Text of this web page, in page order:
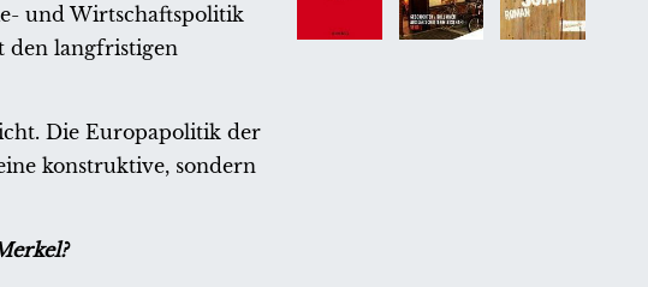
und Wirtschaftspolitik
den langfristigen
Die Europapolitik der
konstruktive, sondern